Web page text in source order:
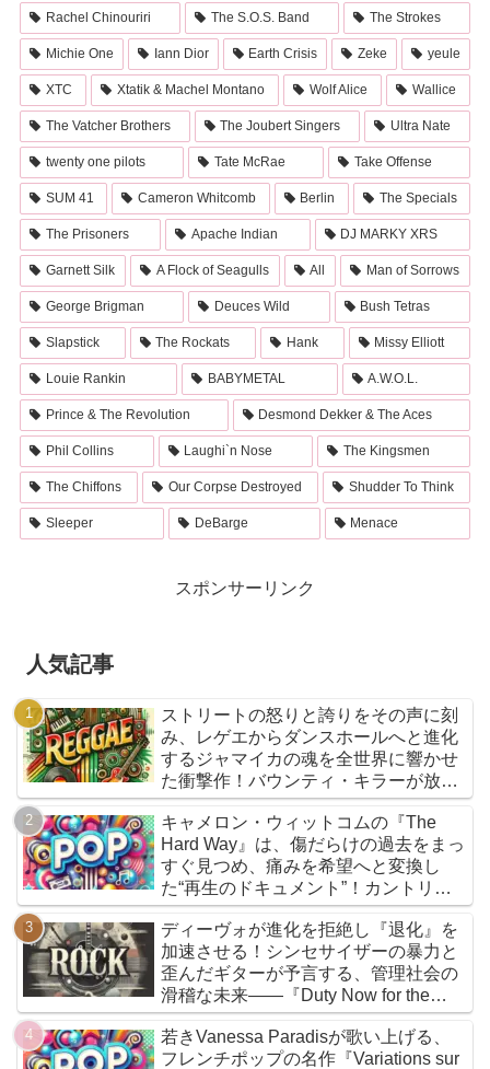
Rachel Chinouriri The S.O.S. Band The Strokes
Michie One Iann Dior Earth Crisis Zeke yeule
XTC Xtatik & Machel Montano Wolf Alice Wallice
The Vatcher Brothers The Joubert Singers Ultra Nate
twenty one pilots Tate McRae Take Offense
SUM 41 Cameron Whitcomb Berlin The Specials
The Prisoners Apache Indian DJ MARKY XRS
Garnett Silk A Flock of Seagulls All Man of Sorrows
George Brigman Deuces Wild Bush Tetras
Slapstick The Rockats Hank Missy Elliott
Louie Rankin BABYMETAL A.W.O.L.
Prince & The Revolution Desmond Dekker & The Aces
Phil Collins Laughi`n Nose The Kingsmen
The Chiffons Our Corpse Destroyed Shudder To Think
Sleeper DeBarge Menace
スポンサーリンク
人気記事
ストリートの怒りと誇りをその声に刻
み、レゲエからダンスホールへと進化
するジャマイカの魂を全世界に響かせ
た衝撃作！バウンティ・キラーが放つ
『Bounty Killer』は、貧者の代弁者と
しての信念と、爆音でしか語れないリ
アルな真実を詰め込んだ決定的アルバ
ムだ
キャメロン・ウィットコムの『The
Hard Way』は、傷だらけの過去をまっ
すぐ見つめ、痛みを希望へと変換し
た“再生のドキュメント”！カントリー
とフォークを軸に、荒削りな衝動と繊
細な感情が交差するサウンドは、人生
の遠回りさえも価値ある物語へと昇華
していく
ディーヴォが進化を拒絶し『退化』を
加速させる！シンセサイザーの暴力と
歪んだギターが予言する、管理社会の
滑稽な未来――『Duty Now for the
Future』こそがニューウェイヴの真実
である
若きVanessa Paradisが歌い上げる、
フレンチポップの名作『Variations sur